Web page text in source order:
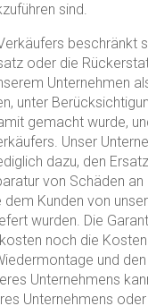
sind.
beschränkt
oder die
Unternehmen
unter
gemacht wurde,
Unser
dazu, den
von Schäden an
dem Kunden von
wurden. Die
noch die
und
Unternehmens
Unternehmens